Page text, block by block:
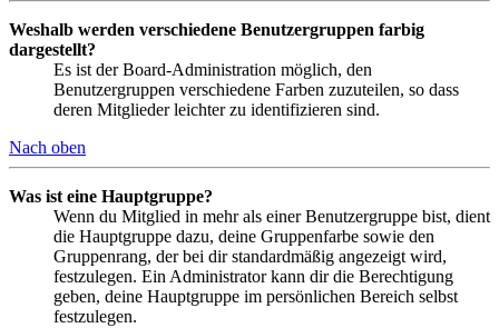
Weshalb werden verschiedene Benutzergruppen farbig
dargestellt?
Es ist der Board-Administration möglich, den
Benutzergruppen verschiedene Farben zuzuteilen, so dass
deren Mitglieder leichter zu identifizieren sind.
Nach oben
Was ist eine Hauptgruppe?
Wenn du Mitglied in mehr als einer Benutzergruppe bist, dient
die Hauptgruppe dazu, deine Gruppenfarbe sowie den
Gruppenrang, der bei dir standardmäßig angezeigt wird,
festzulegen. Ein Administrator kann dir die Berechtigung
geben, deine Hauptgruppe im persönlichen Bereich selbst
festzulegen.